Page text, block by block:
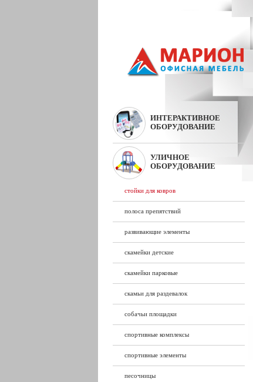
ИНТЕРАКТИВНОЕ
ОБОРУДОВАНИЕ
УЛИЧНОЕ
ОБОРУДОВАНИЕ
стойки для ковров
полоса препятствий
развивающие элементы
скамейки детские
скамейки парковые
скамьи для раздевалок
собачьи площадки
спортивные комплексы
спортивные элементы
песочницы